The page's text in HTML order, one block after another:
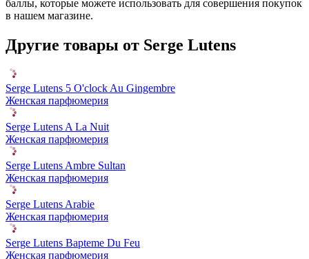
баллы, которые можете использовать для совершения покупок
в нашем магазине.
Другие товары от Serge Lutens
Serge Lutens 5 O'clock Au Gingembre
Женская парфюмерия
Serge Lutens A La Nuit
Женская парфюмерия
Serge Lutens Ambre Sultan
Женская парфюмерия
Serge Lutens Arabie
Женская парфюмерия
Serge Lutens Bapteme Du Feu
Женская парфюмерия